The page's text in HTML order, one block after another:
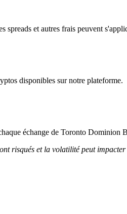
et autres frais peuvent
disponibles sur notre plateforme.
échange de Toronto Dominion
risqués et la volatilité peut